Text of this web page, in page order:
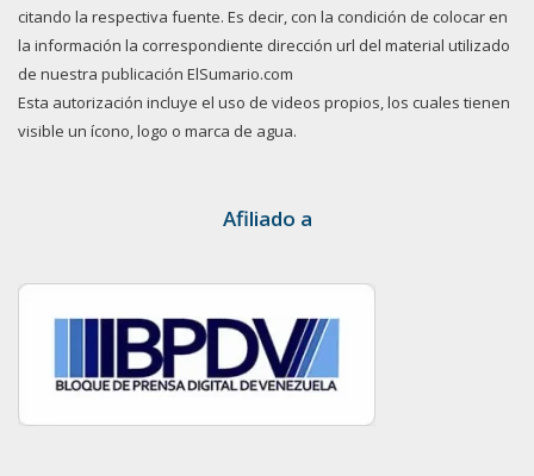
citando la respectiva fuente. Es decir, con la condición de colocar en
la información la correspondiente dirección url del material utilizado
de nuestra publicación ElSumario.com
Esta autorización incluye el uso de videos propios, los cuales tienen
visible un ícono, logo o marca de agua.
Afiliado a